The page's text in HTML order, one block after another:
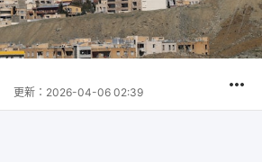
更新： 2026-04-06 02:39